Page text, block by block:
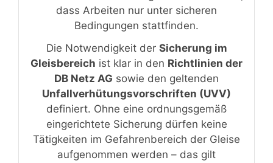
dass Arbeiten nur unter sicheren
Bedingungen stattfinden.
Die Notwendigkeit der Sicherung im
Gleisbereich ist klar in den Richtlinien der
DB Netz AG sowie den geltenden
Unfallverhütungsvorschriften (UVV)
definiert. Ohne eine ordnungsgemäß
eingerichtete Sicherung dürfen keine
Tätigkeiten im Gefahrenbereich der Gleise
aufgenommen werden – das gilt